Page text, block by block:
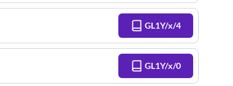
GL1Y/x/4
GL1Y/x/0